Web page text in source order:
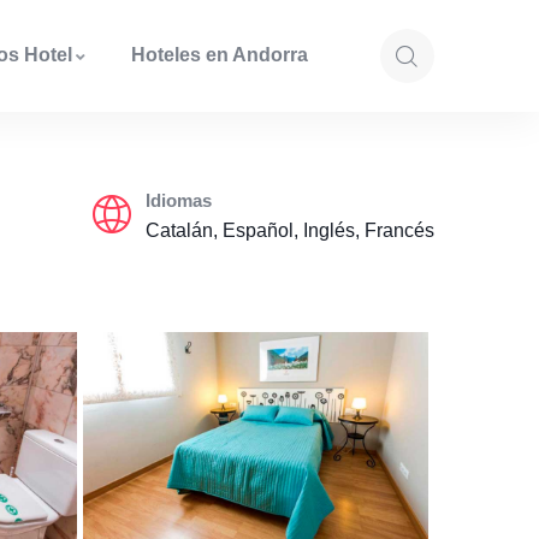
Hotel Hoteles en Andorra
Idiomas
Catalán, Español, Inglés, Francés